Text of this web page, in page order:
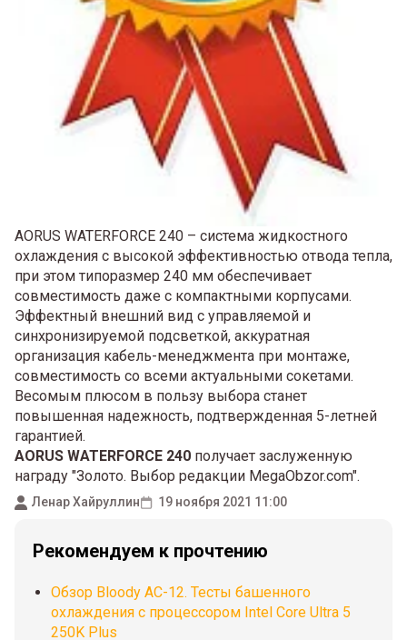
AORUS WATERFORCE 240 – система жидкостного
охлаждения с высокой эффективностью отвода тепла,
при этом типоразмер 240 мм обеспечивает
совместимость даже с компактными корпусами.
Эффектный внешний вид с управляемой и
синхронизируемой подсветкой, аккуратная
организация кабель-менеджмента при монтаже,
совместимость со всеми актуальными сокетами.
Весомым плюсом в пользу выбора станет
повышенная надежность, подтвержденная 5-летней
гарантией.
AORUS WATERFORCE 240 получает заслуженную
награду "Золото. Выбор редакции MegaObzor.com".
Ленар Хайруллин 19 ноября 2021 11:00
Рекомендуем к прочтению
Обзор Bloody AC-12. Тесты башенного
охлаждения с процессором Intel Core Ultra 5
250K Plus